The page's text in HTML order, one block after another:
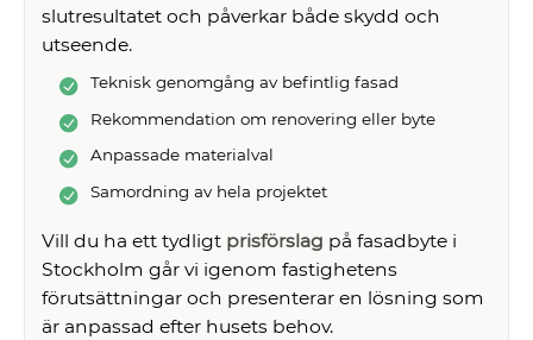
slutresultatet och påverkar både skydd och
utseende.
Teknisk genomgång av befintlig fasad
Rekommendation om renovering eller byte
Anpassade materialval
Samordning av hela projektet
Vill du ha ett tydligt prisförslag på fasadbyte i
Stockholm går vi igenom fastighetens
förutsättningar och presenterar en lösning som
är anpassad efter husets behov.